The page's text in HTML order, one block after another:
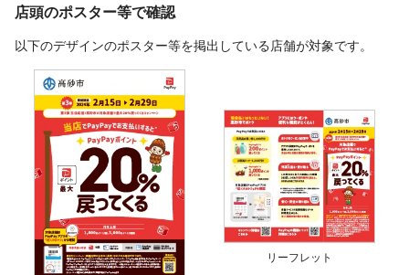
店頭のポスター等で確認
以下のデザインのポスター等を掲出している店舗が対象です。
リーフレット